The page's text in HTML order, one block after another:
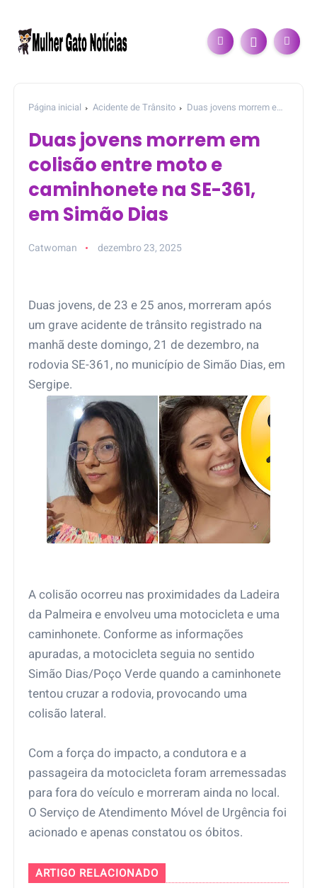
Página inicial Acidente de Trânsito
Duas jovens morrem em
Duas jovens morrem em
colisão entre moto e
caminhonete na SE-361,
em Simão Dias
Catwoman dezembro 23, 2025
Duas jovens, de 23 e 25 anos, morreram após
um grave acidente de trânsito registrado na
manhã deste domingo, 21 de dezembro, na
rodovia SE-361, no município de Simão Dias, em
Sergipe.
A colisão ocorreu nas proximidades da Ladeira
da Palmeira e envolveu uma motocicleta e uma
caminhonete. Conforme as informações
apuradas, a motocicleta seguia no sentido
Simão Dias/Poço Verde quando a caminhonete
tentou cruzar a rodovia, provocando uma
colisão lateral.
Com a força do impacto, a condutora e a
passageira da motocicleta foram arremessadas
para fora do veículo e morreram ainda no local.
O Serviço de Atendimento Móvel de Urgência foi
acionado e apenas constatou os óbitos.
ARTIGO RELACIONADO